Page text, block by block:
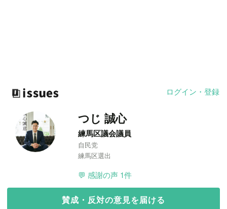
ログイン・登録
つじ 誠心
練馬区議会議員
自民党
練馬区選出
💬 感謝の声 1件
賛成・反対の意見を届ける